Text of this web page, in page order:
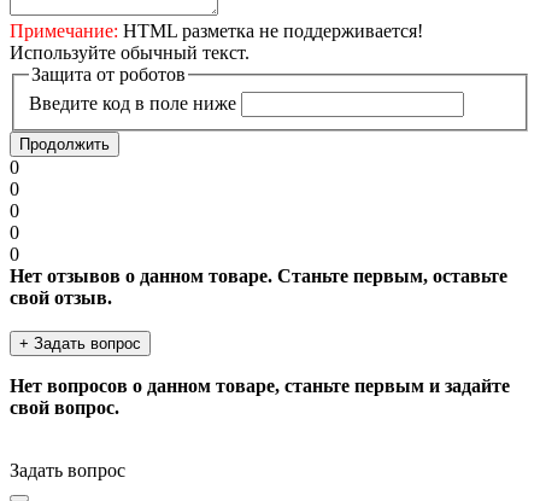
Примечание: HTML разметка не поддерживается!
Используйте обычный текст.
Защита от роботов
Введите код в поле ниже
Продолжить
0
0
0
0
0
Нет отзывов о данном товаре. Станьте первым, оставьте
свой отзыв.
+ Задать вопрос
Нет вопросов о данном товаре, станьте первым и задайте
свой вопрос.
Задать вопрос